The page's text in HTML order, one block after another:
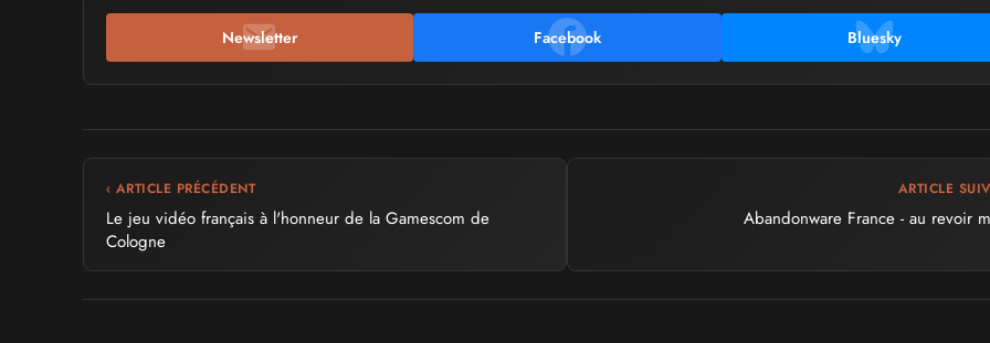
Newsletter Facebook Bluesky
‹ ARTICLE PRÉCÉDENT
Le jeu vidéo français à l'honneur de la Gamescom de
Cologne
ARTICLE
Abandonware France - au revoir